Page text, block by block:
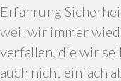
Erfahrung
weil wir immer
verfallen, die wir
auch nicht einfach